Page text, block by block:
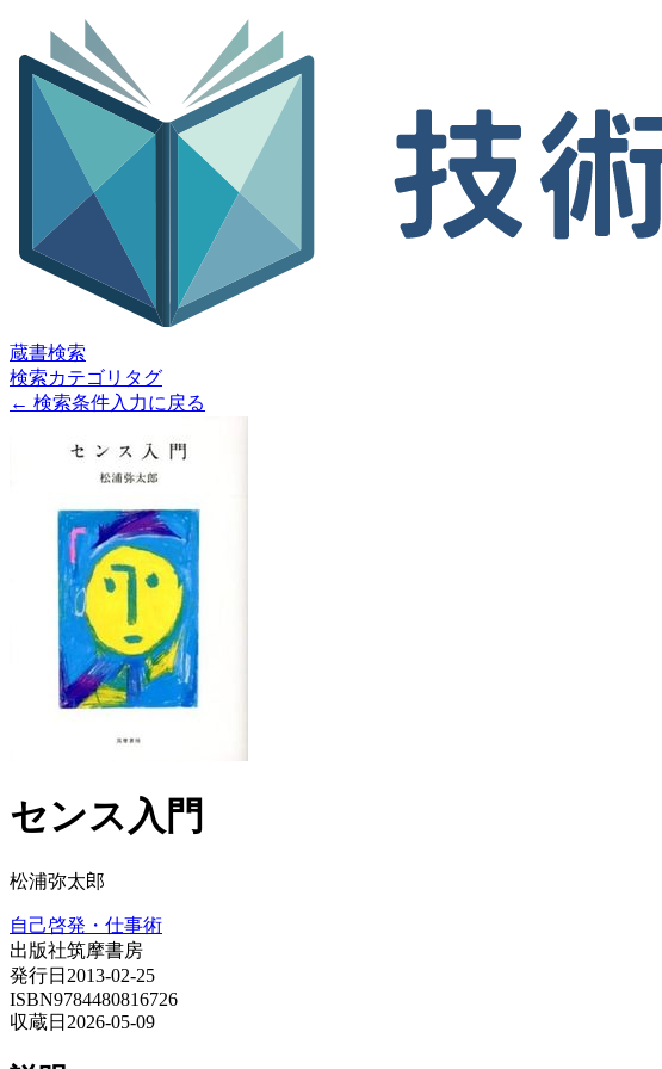
蔵書検索
検索カテゴリ タグ
← 検索条件入力に戻る
センス入門
松浦弥太郎
自己啓発・仕事術
出版社筑摩書房
発行日 2013-02-25
ISBN9784480816726
収蔵日 2026-05-09